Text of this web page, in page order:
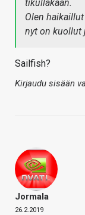
tikullakaan.
Olen
nyt on kuollut
Sailfish?
Kirjaudu sisään
Jormala
26.2.2019